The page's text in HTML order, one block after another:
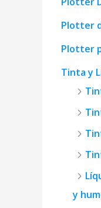
Plotter
Plotter
Tinta y
y